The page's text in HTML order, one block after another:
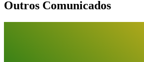
Outros Comunicados